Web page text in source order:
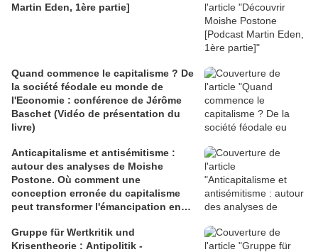
Martin Eden, 1ère partie]
Quand commence le capitalisme ? De
la société féodale eu monde de
l'Economie : conférence de Jérôme
Baschet (Vidéo de présentation du
livre)
Anticapitalisme et antisémitisme :
autour des analyses de Moishe
Postone. Où comment une
conception erronée du capitalisme
peut transformer l'émancipation en
Gruppe für Wertkritik und
Krisentheorie : Antipolitik -